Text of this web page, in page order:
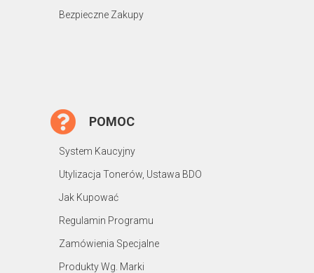
Bezpieczne Zakupy
POMOC
System Kaucyjny
Utylizacja Tonerów, Ustawa BDO
Jak Kupować
Regulamin Programu
Zamówienia Specjalne
Produkty Wg. Marki